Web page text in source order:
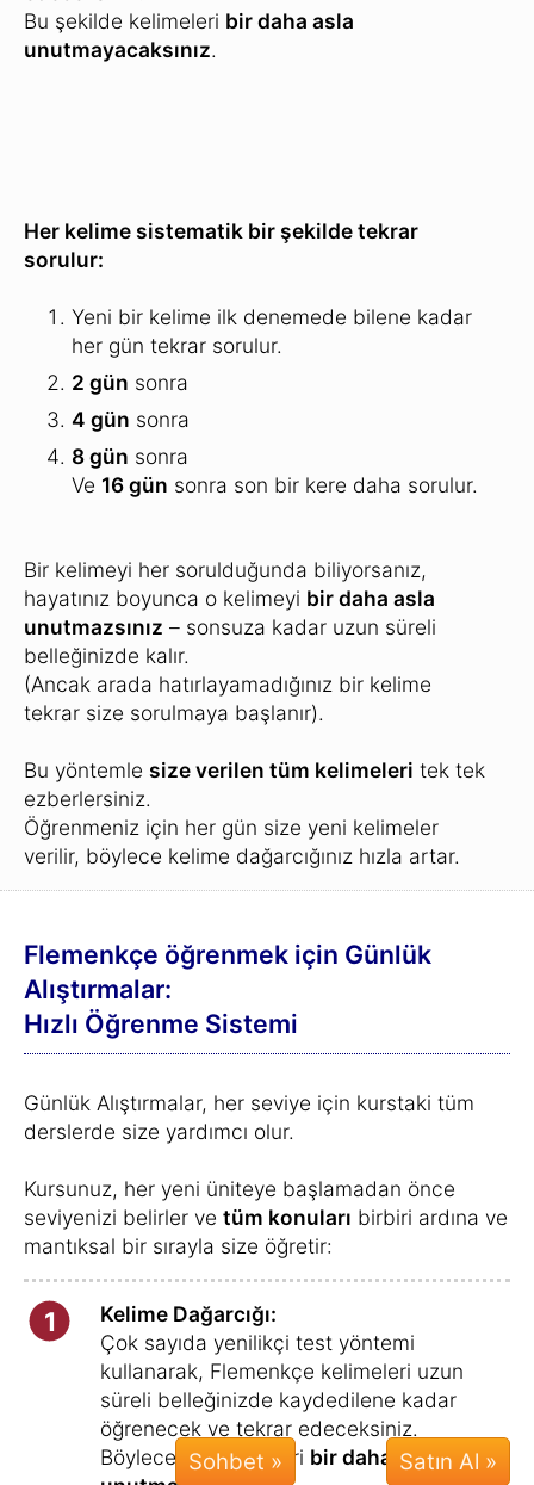
verilir, böylece kelime dağarcığınız hızla artar.
Günlük Alıştırmalar, her seviye için kurstaki tüm
Kursunuz, her yeni üniteye başlamadan önce
seviyenizi belirler ve
Kelime Dağarcığı:
Çok sayıda yenilikçi test yöntemi
süreli belleğinizde kaydedilene kadar
öğrenecek ve tekrar edeceksiniz.
Böylece bu kelimeleri bir daha asla
unutmayacaksınız.
2
Uzun Süreli Belleğinizdeki Kelimeler:
uzun süreli belleğinizde bulunan tüm
kelimeleri içeren bir liste görürsünüz
3
Kelime ekleyin:
Belirli bir konu ilginizi çekiyor ancak dil
bulamıyor musunuz? Sorun değil!
Kendi kelimelerinizi ve Flemenkçe
anlamlarını kaydetme seçeneğiniz
vardır.
kelimelere eklenerek size belirli aralıklara
sorulacaktır.
4 Günlük Alıştırmalarınilgi çekici ve
yenilikçiolmasını sağlamak için, farklı
konular ayrı ayrı ele alınmaz, seviyenize
göre karışık bir şekilde sunulur.
Böylecemotivasyonunuz artar ve her
gün birkaç dakika daha fazla öğrenmek
istersiniz.
Metinler, kelime grupları ve konuşma
kalıpları: Sohbet »